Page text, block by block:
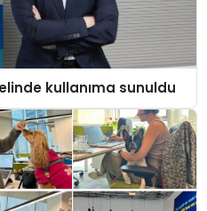
kullanıma sunuldu